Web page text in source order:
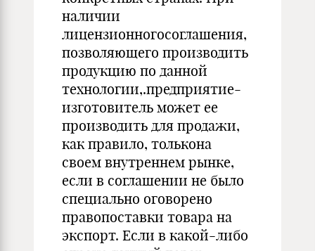
наличии
лицензионногосогла­шения,
позволяющего производить
продукцию по данной
технологии,.предприятие-
изготовитель может ее
производить для продажи,
как правило, толькона
своем внутреннем рынке,
если в соглашении не было
специально оговорено
правопоставки товара на
экспорт. Если в какой-либо